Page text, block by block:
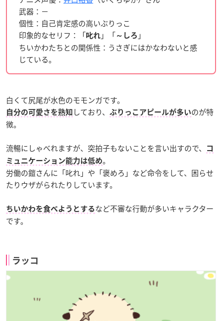
武器：－
個性：自己肯定感の高いぶりっこ
印象的なセリフ：「叱れ 」「 ～しろ 」
ちいかわたちとの関係性：うさぎにはかなわないと感
じている。
白くて尻尾が水色のモモンガです。
自分の可愛さを熟知 しており、 ぶりっこアピールが多いのが特
徴。
流暢にしゃべれますが、突拍子もないことを言い出すので、
コ
ミュニケーション能力は低め。
労働の鎧さんに「叱れ」や「褒めろ」など命令をして、困らせ
たりウザがられたりしています。
ちいかわを食べようとする など不審な行動が多いキャラクター
です。
ラッコ